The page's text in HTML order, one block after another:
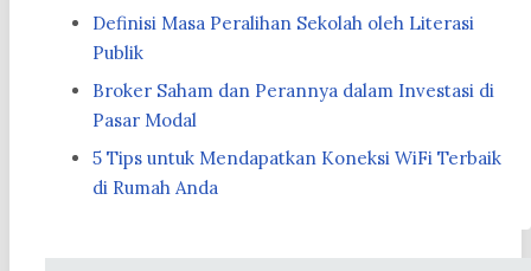
Definisi Masa Peralihan Sekolah oleh Literasi
Publik
Broker Saham dan Perannya dalam Investasi di
Pasar Modal
5 Tips untuk Mendapatkan Koneksi WiFi Terbaik
di Rumah Anda